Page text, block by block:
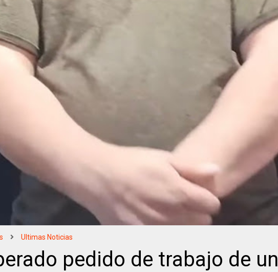
Ultimas Noticias
pedido de trabajo de un